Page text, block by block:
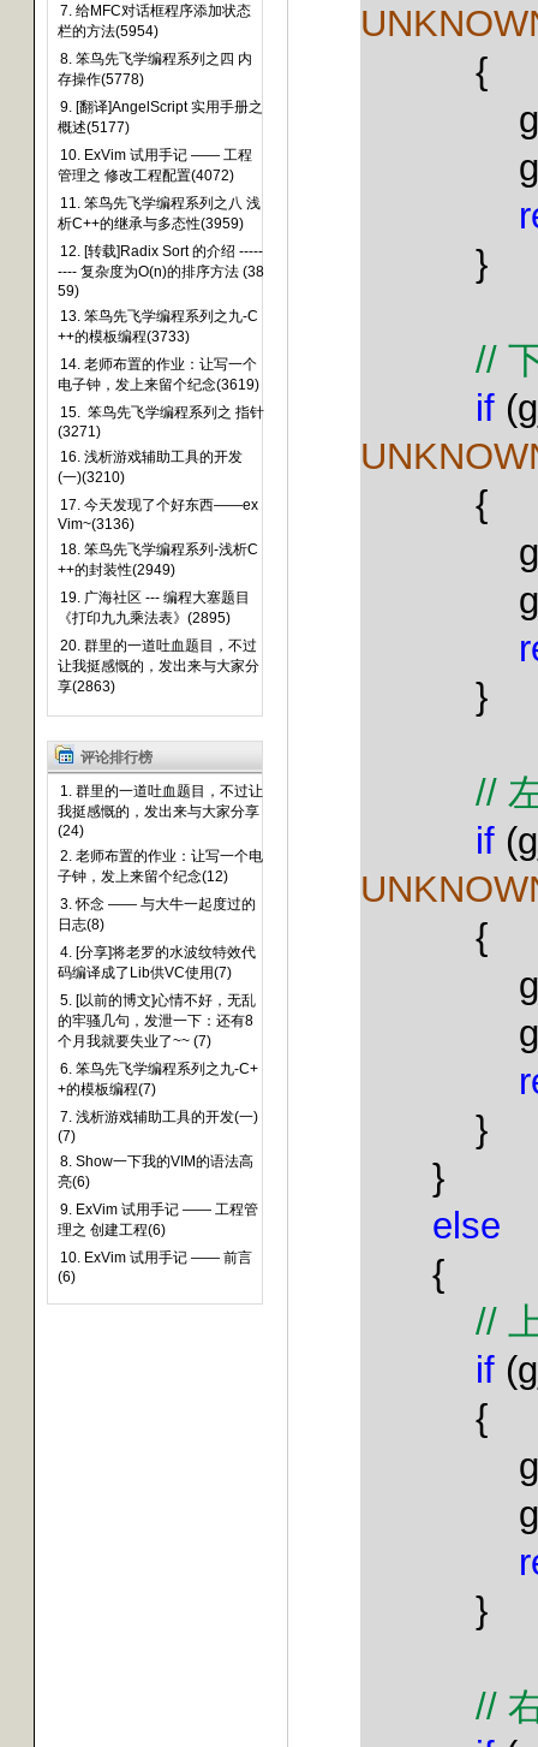
7. 给MFC对话框程序添加状态
栏的方法(5954)
8. 笨鸟先飞学编程系列之四 内
存操作(5778)
9. [翻译]AngelScript 实用手册之
概述(5177)
10. ExVim 试用手记 —— 工程
管理之 修改工程配置(4072)
11. 笨鸟先飞学编程系列之八 浅
析C++的继承与多态性(3959)
12. [转载]Radix Sort 的介绍 -----
---- 复杂度为O(n)的排序方法 (38
59)
13. 笨鸟先飞学编程系列之九-C
++的模板编程(3733)
14. 老师布置的作业：让写一个
电子钟，发上来留个纪念(3619)
15. 笨鸟先飞学编程系列之 指针
(3271)
16. 浅析游戏辅助工具的开发
(一)(3210)
17. 今天发现了个好东西——ex
Vim~(3136)
18. 笨鸟先飞学编程系列-浅析C
++的封装性(2949)
19. 广海社区 --- 编程大塞题目
《打印九九乘法表》(2895)
20. 群里的一道吐血题目，不过
让我挺感慨的，发出来与大家分
享(2863)
评论排行榜
1. 群里的一道吐血题目，不过让
我挺感慨的，发出来与大家分享
(24)
2. 老师布置的作业：让写一个电
子钟，发上来留个纪念(12)
3. 怀念 —— 与大牛一起度过的
日志(8)
4. [分享]将老罗的水波纹特效代
码编译成了Lib供VC使用(7)
5. [以前的博文]心情不好，无乱
的牢骚几句，发泄一下：还有8
个月我就要失业了~~ (7)
6. 笨鸟先飞学编程系列之九-C+
+的模板编程(7)
7. 浅析游戏辅助工具的开发(一)
(7)
8. Show一下我的VIM的语法高
亮(6)
9. ExVim 试用手记 —— 工程管
理之 创建工程(6)
10. ExVim 试用手记 —— 前言
(6)
{
}
//
if
{
}
//
if
{
}
}
else
{
//
if
{
}
//